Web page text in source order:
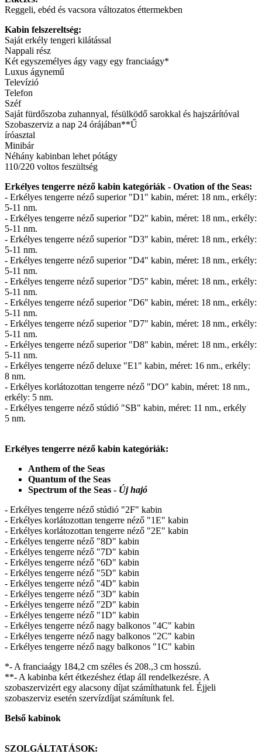
Reggeli, ebéd és vacsora változatos éttermekben
Kabin felszereltség:
Saját erkély tengeri kilátással
Nappali rész
Két egyszemélyes ágy vagy egy franciaágy*
Luxus ágynemű
Televízió
Telefon
Széf
Saját fürdőszoba zuhannyal, fésülködő sarokkal és hajszárítóval
Szobaszerviz a nap 24 órájában**Ű
íróasztal
Minibár
Néhány kabinban lehet pótágy
110/220 voltos feszültség
Erkélyes tengerre néző kabin kategóriák - Ovation of the Seas:
- Erkélyes tengerre néző superior "D1" kabin, méret: 18 nm., erkély:
5-11 nm.
- Erkélyes tengerre néző superior "D2" kabin, méret: 18 nm., erkély:
5-11 nm.
- Erkélyes tengerre néző superior "D3" kabin, méret: 18 nm., erkély:
5-11 nm.
- Erkélyes tengerre néző superior "D4" kabin, méret: 18 nm., erkély:
5-11 nm.
- Erkélyes tengerre néző superior "D5" kabin, méret: 18 nm., erkély:
5-11 nm.
- Erkélyes tengerre néző superior "D6" kabin, méret: 18 nm., erkély:
5-11 nm.
- Erkélyes tengerre néző superior "D7" kabin, méret: 18 nm., erkély:
5-11 nm.
- Erkélyes tengerre néző superior "D8" kabin, méret: 18 nm., erkély:
5-11 nm.
- Erkélyes tengerre néző deluxe "E1" kabin, méret: 16 nm., erkély:
8 nm.
- Erkélyes korlátozottan tengerre néző "DO" kabin, méret: 18 nm.,
erkély: 5 nm.
- Erkélyes tengerre néző stúdió "SB" kabin, méret: 11 nm., erkély
5 nm.
Erkélyes tengerre néző kabin kategóriák:
Anthem of the Seas
Quantum of the Seas
Spectrum of the Seas - Új hajó
- Erkélyes tengerre néző stúdió "2F" kabin
- Erkélyes korlátozottan tengerre néző "1E" kabin
- Erkélyes korlátozottan tengerre néző "2E" kabin
- Erkélyes tengerre néző "8D" kabin
- Erkélyes tengerre néző "7D" kabin
- Erkélyes tengerre néző "6D" kabin
- Erkélyes tengerre néző "5D" kabin
- Erkélyes tengerre néző "4D" kabin
- Erkélyes tengerre néző "3D" kabin
- Erkélyes tengerre néző "2D" kabin
- Erkélyes tengerre néző "1D" kabin
- Erkélyes tengerre néző nagy balkonos "4C" kabin
- Erkélyes tengerre néző nagy balkonos "2C" kabin
- Erkélyes tengerre néző nagy balkonos "1C" kabin
*- A franciaágy 184,2 cm széles és 208.,3 cm hosszú.
**- A kabinba kért étkezéshez étlap áll rendelkezésre. A
szobaszervizért egy alacsony díjat számíthatunk fel. Éjjeli
szobaszerviz esetén szervízdíjat számítunk fel.
Belső kabinok
SZOLGÁLTATÁSOK: